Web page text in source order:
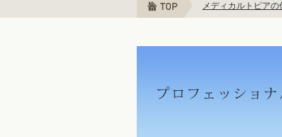
メディカルトピアの